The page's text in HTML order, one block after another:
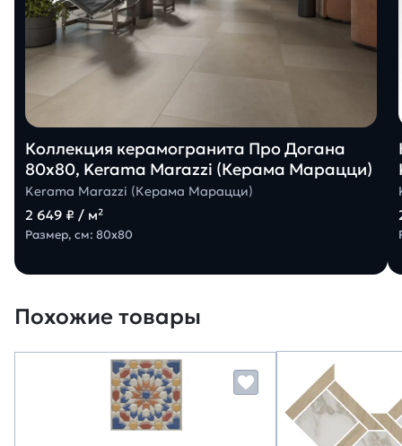
Коллекция керамогранита Про Догана
80х80, Kerama Marazzi (Керама Марацци)
Kerama Marazzi (Керама Марацци)
2 649 ₽ / м²
Размер, см: 80х80
Похожие товары